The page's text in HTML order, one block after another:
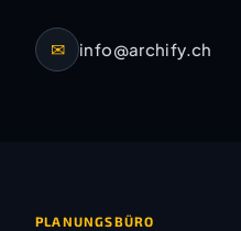
✉ info@archify.ch
PLANUNGSBÜRO